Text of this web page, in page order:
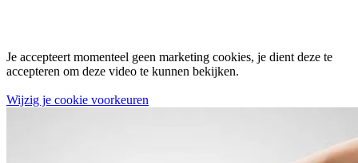
Je accepteert momenteel geen marketing cookies, je dient deze te
accepteren om deze video te kunnen bekijken.
Wijzig je cookie voorkeuren